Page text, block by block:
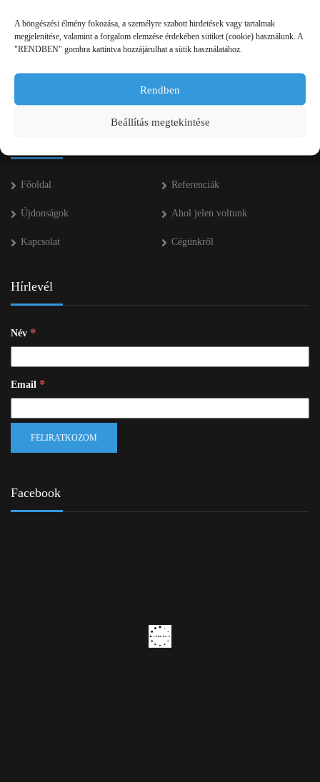
A böngészési élmény fokozása, a személyre szabott hirdetések vagy tartalmak
megjelenítése, valamint a forgalom elemzése érdekében sütiket (cookie) használunk. A
"RENDBEN" gombra kattintva hozzájárulhat a sütik használatához.
Rendben
Beállítás megtekintése
+36 20 334 43 28
+36 53 552 283
Főoldal Referenciák
Újdonságok Ahol jelen voltunk
Kapcsolat Cégünkről
Hírlevél
Név *
Email *
Facebook